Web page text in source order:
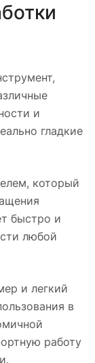
и
гладкие
который
быстро и
любой
и легкий
в
работу